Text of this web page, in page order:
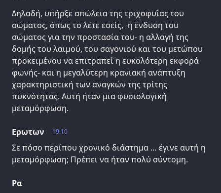
Δηλαδή, υπήρξε απώλεια της τριχοφυΐας του
σώματος, όπως το λέτε εσείς, -η ένδυση του
σώματος για την προστασία του- η αλλαγή της
δομής του λαιμού, του σαγονιού και του μετώπου
προκειμένου να επιτραπεί η ευκολότερη εκφορά
φωνής- και η μεγαλύτερη κρανιακή ανάπτυξη
χαρακτηριστική των αναγκών της τρίτης
πυκνότητας. Αυτή ήταν μια φυσιολογική
μεταμόρφωση.
19.10
Ερωτων
Σε πόσο περίπου χρονικό διάστημα … έγινε αυτή η
μεταμόρφωση; Πρέπει να ήταν πολύ σύντομη.
Ρα